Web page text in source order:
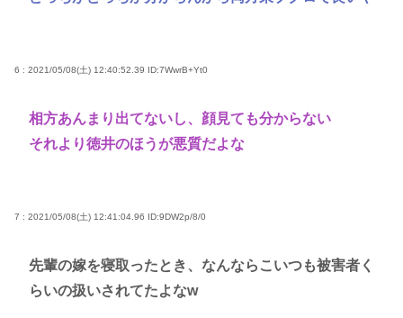
6 : 2021/05/08(土) 12:40:52.39 ID:7WwrB+Yt0
相方あんまり出てないし、顔見ても分からない
それより徳井のほうが悪質だよな
7 : 2021/05/08(土) 12:41:04.96 ID:9DW2p/8/0
先輩の嫁を寝取ったとき、なんならこいつも被害者く
らいの扱いされてたよなw